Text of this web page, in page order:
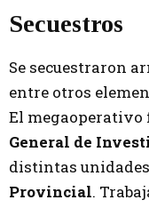
Secuestros
Se secuestraron
entre otros
El megaoperativo
General de
distintas
Provincial.